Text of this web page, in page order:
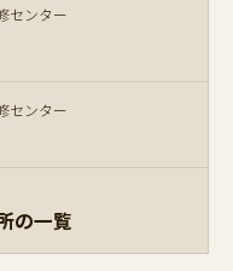
センター
センター
の一覧